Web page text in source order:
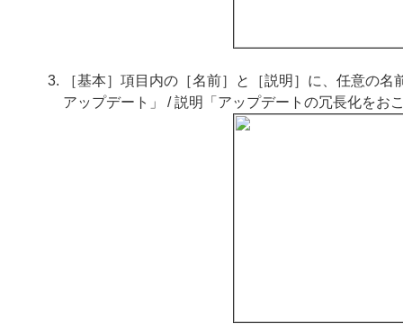
［基本］項目内の［名前］と［説明］に、任意の
アップデート」 / 説明「アップデートの冗長化をお